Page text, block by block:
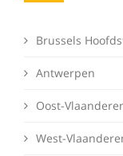
Brussels
Antwerpen
Oost-
West-